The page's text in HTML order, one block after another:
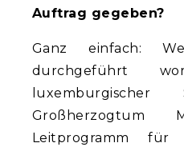
Auftrag gegeben?
Ganz einfach:
durchgeführt
Leitprogramm für